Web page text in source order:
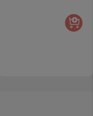
Com Pato 390g